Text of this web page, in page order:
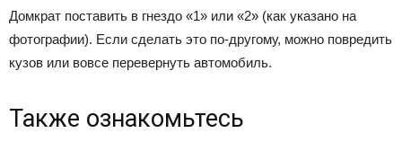
Домкрат поставить в гнездо «1» или «2» (как указано на
фотографии). Если сделать это по-другому, можно повредить
кузов или вовсе перевернуть автомобиль.
Также ознакомьтесь